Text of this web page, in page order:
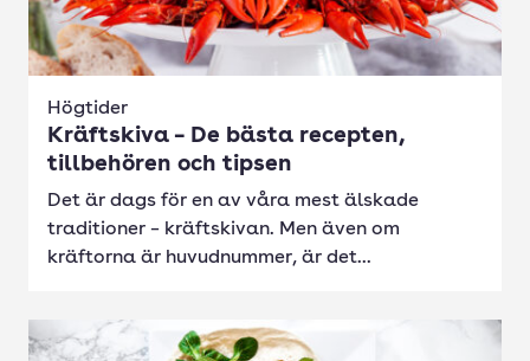
Högtider
Kräftskiva – De bästa recepten,
tillbehören och tipsen
Det är dags för en av våra mest älskade
traditioner – kräftskivan. Men även om
kräftorna är huvudnummer, är det...